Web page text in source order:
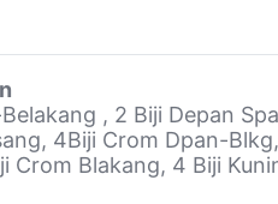
, 2 Biji Depan
4Biji Crom Dpan-
Crom Blakang, 4 Biji